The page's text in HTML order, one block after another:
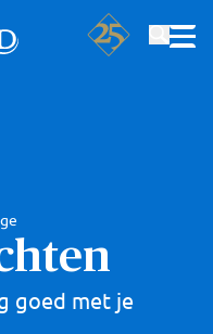
goed met je